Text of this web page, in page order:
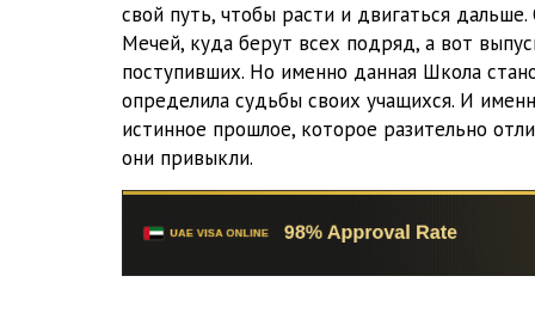
Школа Мечей: Желанный Артефакт 09
Школа Мечей: Желанный Артефакт 10
Школа Мечей: Желанный Артефакт 11
Школа Мечей: Желанный Артефакт 13
Школа Мечей: Желанный Артефакт 14
свой путь, чтобы расти и двигаться
Мечей, куда берут всех подряд, а вот
поступивших. Но именно данная Школа
определила судьбы своих учащихся. И
истинное прошлое, которое разительно
они привыкли.